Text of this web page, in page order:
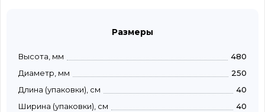
Размеры
Высота, мм
480
Диаметр, мм
250
Длина (упаковки), см
40
Ширина (упаковки), см
40